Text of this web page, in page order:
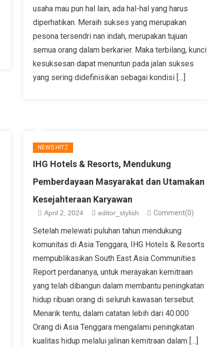
usaha mau pun hal lain, ada hal-hal yang harus
diperhatikan. Meraih sukses yang merupakan
pesona tersendri nan indah, merupakan tujuan
semua orang dalam berkarier. Maka terbilang, kunci
kesuksesan dapat menuntun pada jalan sukses
yang sering didefinisikan sebagai kondisi […]
NEWS HITZ
IHG Hotels & Resorts, Mendukung
Pemberdayaan Masyarakat dan Utamakan
Kesejahteraan Karyawan
April 2, 2024 editor_stylish Comment(0)
Setelah melewati puluhan tahun mendukung
komunitas di Asia Tenggara, IHG Hotels & Resorts
mempublikasikan South East Asia Communities
Report perdananya, untuk merayakan kemitraan
yang telah dibangun dalam membantu peningkatan
hidup ribuan orang di seluruh kawasan tersebut.
Menarik tentu, dalam catatan lebih dari 40.000
Orang di Asia Tenggara mengalami peningkatan
kualitas hidup melalui jalinan kemitraan dalam […]